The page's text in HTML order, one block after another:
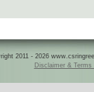
2011 - 2026
Disclaimer & Terms